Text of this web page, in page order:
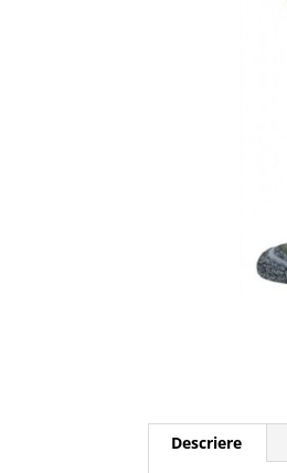
Descriere